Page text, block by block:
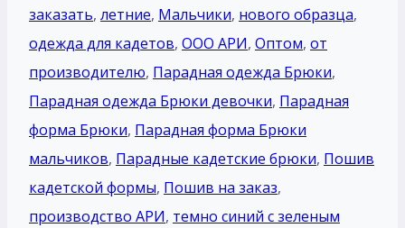
заказать, летние, Мальчики, нового образца,
одежда для кадетов, ООО АРИ, Оптом, от
производителю, Парадная одежда Брюки,
Парадная одежда Брюки девочки, Парадная
форма Брюки, Парадная форма Брюки
мальчиков, Парадные кадетские брюки, Пошив
кадетской формы, Пошив на заказ,
производство АРИ, темно синий с зеленым